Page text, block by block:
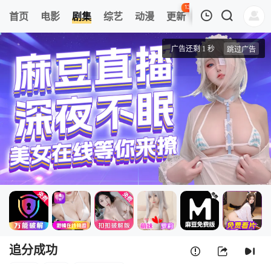
首页 电影 剧集 综艺 动漫 更新
134
热榜 APP
我的观影记录
第01集
追分成功
清空
追分成功